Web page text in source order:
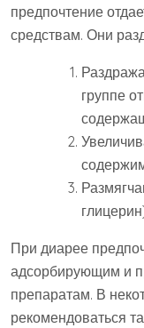
предпочтение
средствам. Они
группе
При диарее
адсорбирующим и
препаратам. В
рекомендоваться